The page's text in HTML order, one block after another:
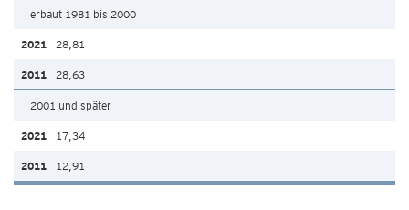
erbaut 1981 bis 2000
28,81
28,63
2001 und später
17,34
12,91